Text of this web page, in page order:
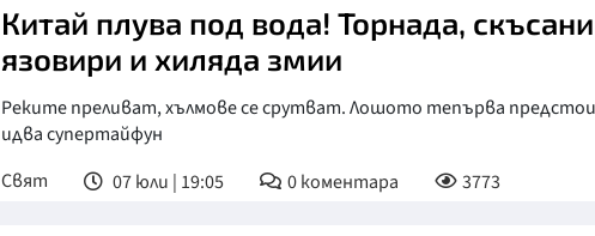
Китай плува под вода! Торнада, скъсани
язовири и хиляда змии
Реките преливат, хълмове се срутват. Лошото тепърва
идва супертайфун
Свят
07 юли | 19:05 0коментара 3773